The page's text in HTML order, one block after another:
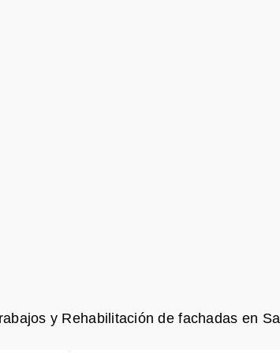
y Rehabilitación de fachadas en